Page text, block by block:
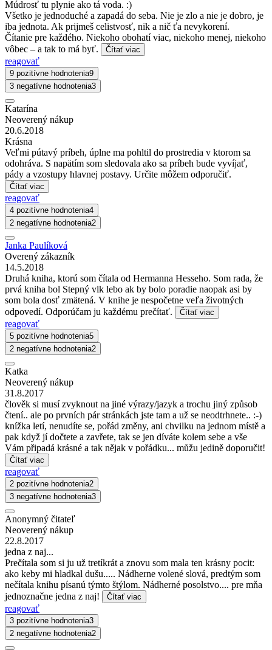
Múdrosť tu plynie ako tá voda. :)
Všetko je jednoduché a zapadá do seba. Nie je zlo a nie je dobro, je
iba jednota. Ak prijmeš celistvosť, nik a nič ťa nevykorení.
Čítanie pre každého. Niekoho obohatí viac, niekoho menej, niekoho
vôbec – a tak to má byť.
Čítať viac
reagovať
9 pozitívne hodnotenia9
3 negatívne hodnotenia3
Katarína
Neoverený nákup
20.6.2018
Krásna
Veľmi pútavý príbeh, úplne ma pohltil do prostredia v ktorom sa
odohráva. S napätím som sledovala ako sa príbeh bude vyvíjať,
pády a vzostupy hlavnej postavy. Určite môžem odporučiť.
Čítať viac
reagovať
4 pozitívne hodnotenia4
2 negatívne hodnotenia2
Janka Paulíková
Overený zákazník
14.5.2018
Druhá kniha, ktorú som čítala od Hermanna Hesseho. Som rada, že
prvá kniha bol Stepný vlk lebo ak by bolo poradie naopak asi by
som bola dosť zmätená. V knihe je nespočetne veľa životných
odpovedí. Odporúčam ju každému prečítať.
Čítať viac
reagovať
5 pozitívne hodnotenia5
2 negatívne hodnotenia2
Katka
Neoverený nákup
31.8.2017
člověk si musí zvyknout na jiné výrazy/jazyk a trochu jiný způsob
čtení.. ale po prvních pár stránkách jste tam a už se neodtrhnete.. :-)
knížka letí, nenudíte se, pořád změny, ani chvilku na jednom místě a
pak když jí dočtete a zavřete, tak se jen díváte kolem sebe a vše
Vám připadá krásné a tak nějak v pořádku... můžu jedině doporučit!
Čítať viac
reagovať
2 pozitívne hodnotenia2
3 negatívne hodnotenia3
Anonymný čitateľ
Neoverený nákup
22.8.2017
jedna z naj...
Prečítala som si ju už tretíkrát a znovu som mala ten krásny pocit:
ako keby mi hladkal dušu..... Nádherne volené slová, predtým som
nečítala knihu písanú týmto štýlom. Nádherné posolstvo.... pre mňa
jednoznačne jedna z naj!
Čítať viac
reagovať
3 pozitívne hodnotenia3
2 negatívne hodnotenia2